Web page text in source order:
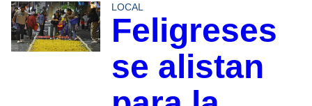
LOCAL
Feligreses
se alistan